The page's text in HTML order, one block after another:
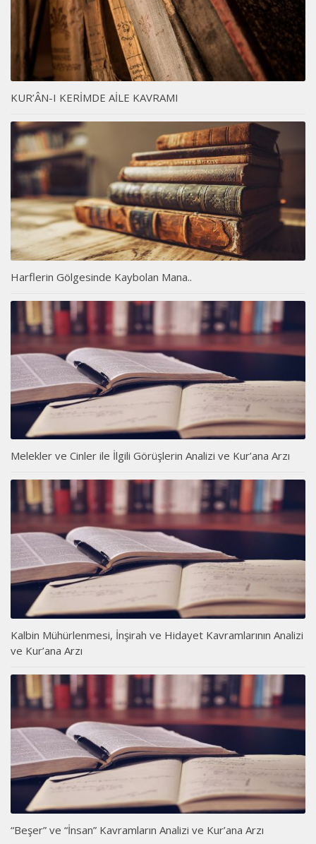
KUR’ÂN-I KERİMDE AİLE KAVRAMI
Harflerin Gölgesinde Kaybolan Mana..
Melekler ve Cinler ile İlgili Görüşlerin Analizi ve Kur’ana Arzı
Kalbin Mühürlenmesi, İnşirah ve Hidayet Kavramlarının Analizi
ve Kur’ana Arzı
“Beşer” ve “İnsan” Kavramların Analizi ve Kur’ana Arzı